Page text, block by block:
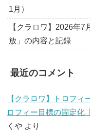
1月）
【クラロワ】2026年7
放」の内容と記録
最近のコメント
【クラロワ】トロフィ
ロフィー目標の固定化
くや より